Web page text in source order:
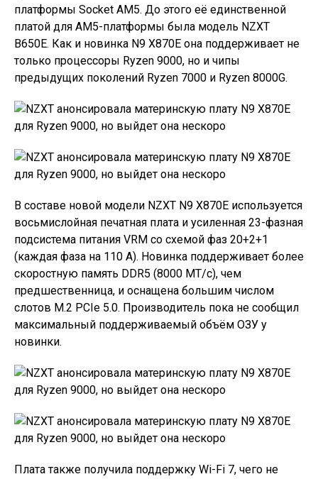
платформы Socket AM5. До этого её единственной
платой для AM5-платформы была модель NZXT
B650E. Как и новинка N9 X870E она поддерживает не
только процессоры Ryzen 9000, но и чипы
предыдущих поколений Ryzen 7000 и Ryzen 8000G.
В составе новой модели NZXT N9 X870E используется
восьмислойная печатная плата и усиленная 23-фазная
подсистема питания VRM со схемой фаз 20+2+1
(каждая фаза на 110 А). Новинка поддерживает более
скоростную память DDR5 (8000 МТ/с), чем
предшественница, и оснащена большим числом
слотов M.2 PCIe 5.0. Производитель пока не сообщил
максимальный поддерживаемый объём ОЗУ у
новинки.
Плата также получила поддержку Wi-Fi 7, чего не